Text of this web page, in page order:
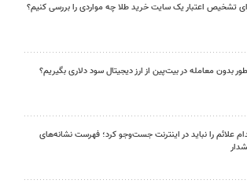
تشخیص اعتبار یک سایت خرید طلا چه مواردی را بررسی کنیم؟
بدون معامله در بیت‌پین از ارز دیجیتال سود دلاری بگیریم؟
علائم را نباید در اینترنت جست‌وجو کرد؛ فهرست نشانه‌های